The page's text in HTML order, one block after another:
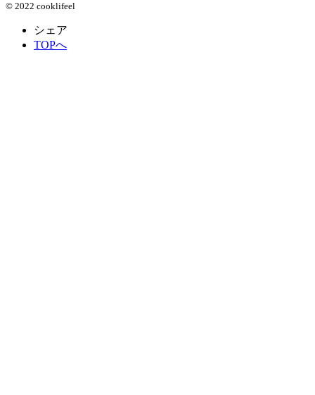
© 2022 cooklifeel
シェア
TOPへ